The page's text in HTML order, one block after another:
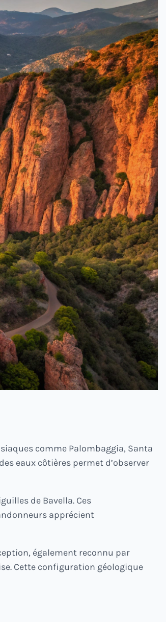
comme Palombaggia, Santa
eaux côtières permet d’observer
de Bavella. Ces
apprécient
également reconnu par
Cette configuration géologique